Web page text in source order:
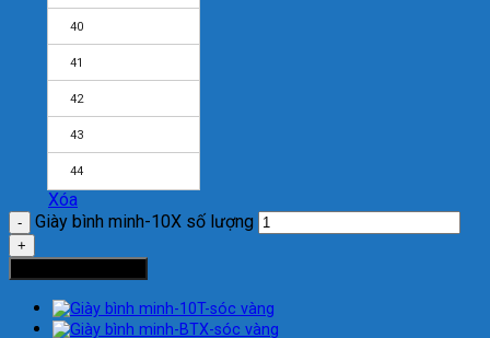
40
41
42
43
44
Xóa
Giày bình minh-10X số lượng